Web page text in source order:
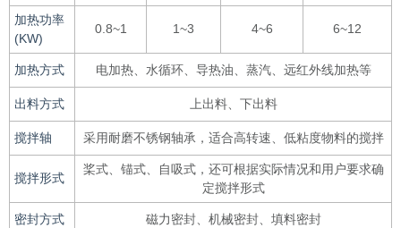
加热功率
(KW)
0.8~1 1~3 4~6 6~12
加热方式 电加热、水循环、导热油、蒸汽、远红外线加热等
出料方式 上出料、下出料
搅拌轴 采用耐磨不锈钢轴承，适合高转速、低粘度物料的搅拌
搅拌形式
桨式、锚式、自吸式，还可根据实际情况和用户要求确
定搅拌形式
密封方式 磁力密封、机械密封、填料密封